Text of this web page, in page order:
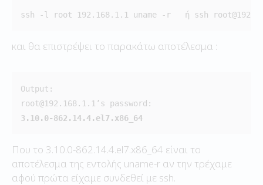
ssh -l root 192.168.1.1 uname -r   ή ssh
και θα επιστρέψει το παρακάτω αποτέλεσμα :
Output:
3.10.0-862.14.4.el7.x86_64
Που το 3.10.0-862.14.4.el7.x86_64 είναι το
αποτέλεσμα της εντολής uname-r αν την τρέχαμε
αφού πρώτα είχαμε συνδεθεί με ssh.